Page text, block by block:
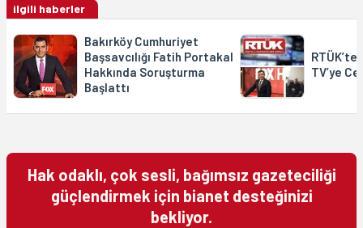
ilgili haberler
Bakırköy Cumhuriyet
Başsavcılığı Fatih Portakal
Hakkında Soruşturma
Başlattı
TV’ye
Hak odaklı, çok sesli, bağımsız gazeteciliği
güçlendirmek için bianet desteğinizi
bekliyor.